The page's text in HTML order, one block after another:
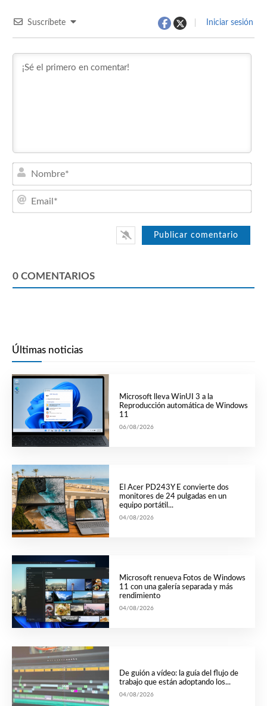
Suscríbete Iniciar sesión
0 COMENTARIOS
Últimas noticias
Microsoft lleva WinUI 3 a la
Reproducción automática de Windows
11
06/08/2026
El Acer PD243Y E convierte dos
monitores de 24 pulgadas en un
equipo portátil...
04/08/2026
Microsoft renueva Fotos de Windows
11 con una galería separada y más
rendimiento
04/08/2026
De guión a vídeo: la guía del flujo de
trabajo que están adoptando los...
04/08/2026